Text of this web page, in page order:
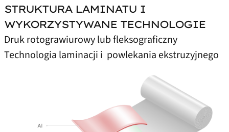
STRUKTURA LAMINATU I
WYKORZYSTYWANE TECHNOLOGIE
Druk rotograwiurowy lub fleksograficzny
Technologia laminacji i powlekania ekstruzyjnego